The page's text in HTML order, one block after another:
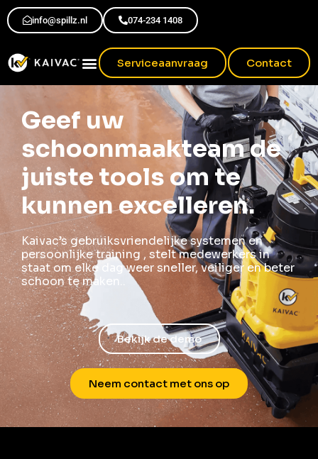
info@spillz.nl 074-234 1408
Serviceaanvraag Contact
Geef uw
schoonmaakteam de
juiste tools om te
kunnen excelleren.
Kaivac’s gebruiksvriendelijke systemen en
persoonlijke training , stelt medewerkers in
staat om elke dag weer sneller, veiliger en beter
schoon te maken..
Bekijk de demo
Neem contact met ons op